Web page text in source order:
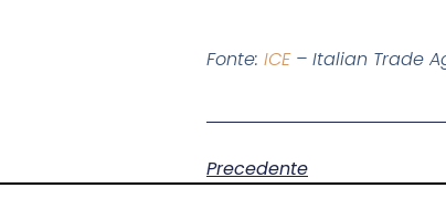
Fonte: ICE– Italian Trade
Precedente